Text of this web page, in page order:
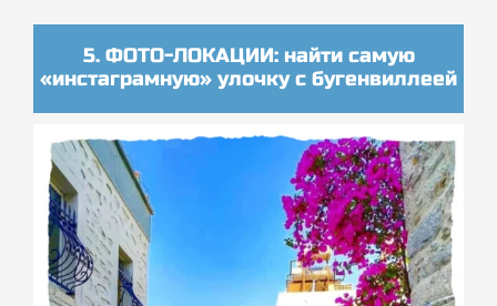
5. ФОТО-ЛОКАЦИИ: найти самую
«инстаграмную» улочку с бугенвиллеей